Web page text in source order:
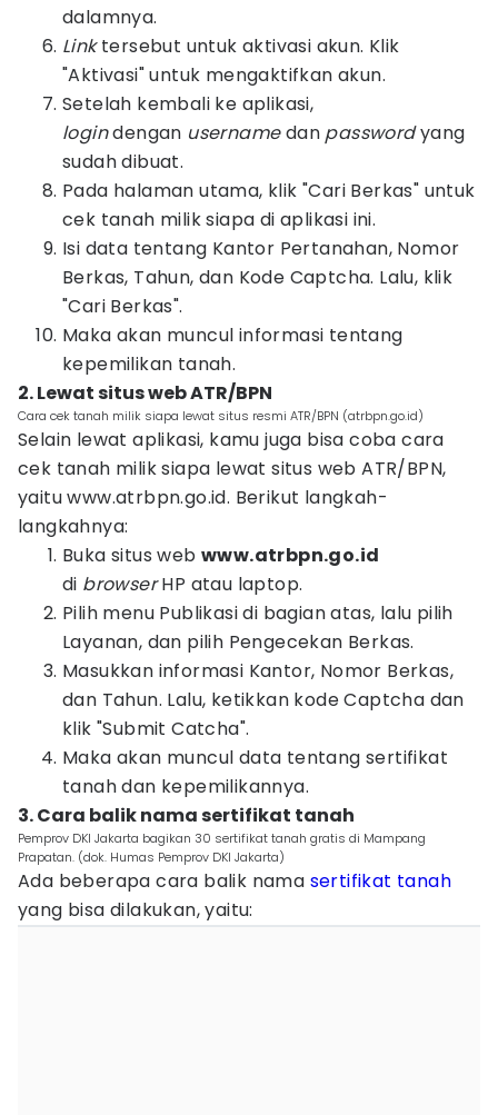
dalamnya.
Linktersebut untuk aktivasi akun. Klik
"Aktivasi" untuk mengaktifkan akun.
Setelah kembali ke aplikasi,
logindengan usernamedan passwordyang
sudah dibuat.
Pada halaman utama, klik "Cari Berkas" untuk
cek tanah milik siapa di aplikasi ini.
Isi data tentang Kantor Pertanahan, Nomor
Berkas, Tahun, dan Kode Captcha. Lalu, klik
"Cari Berkas".
Maka akan muncul informasi tentang
kepemilikan tanah.
2. Lewat situs web ATR/BPN
Cara cek tanah milik siapa lewat situs resmi ATR/BPN (atrbpn.go.id)
Selain lewat aplikasi, kamu juga bisa coba cara
cek tanah milik siapa lewat situs web ATR/BPN,
yaitu www.atrbpn.go.id. Berikut langkah-
langkahnya:
Buka situs web www.atrbpn.go.id
di browserHP atau laptop.
Pilih menu Publikasi di bagian atas, lalu pilih
Layanan, dan pilih Pengecekan Berkas.
Masukkan informasi Kantor, Nomor Berkas,
dan Tahun. Lalu, ketikkan kode Captcha dan
klik "Submit Catcha".
Maka akan muncul data tentang sertifikat
tanah dan kepemilikannya.
3. Cara balik nama sertifikat tanah
Pemprov DKI Jakarta bagikan 30 sertifikat tanah gratis di Mampang
Prapatan. (dok. Humas Pemprov DKI Jakarta)
Ada beberapa cara balik nama sertifikat tanah
yang bisa dilakukan, yaitu: